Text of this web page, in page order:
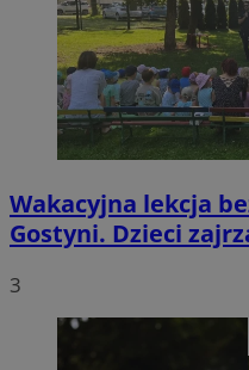
Wakacyjna lekcja
Gostyni. Dzieci
3